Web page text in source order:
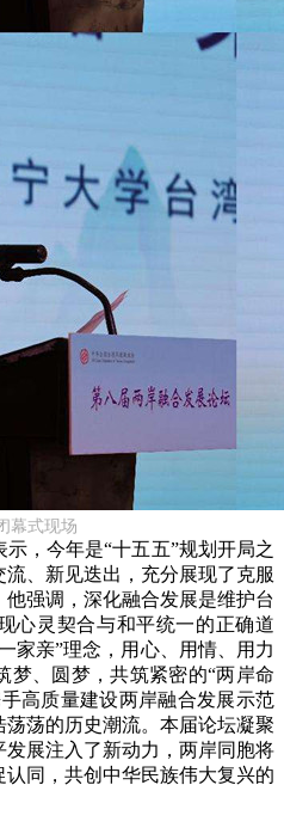
幕式现场
，今年是“十五五”规划开局之
、新见迭出，充分展现了克服
强调，深化融合发展是维护台
心灵契合与和平统一的正确道
家亲”理念，用心、用情、用力
梦、圆梦，共筑紧密的“两岸命
高质量建设两岸融合发展示范
荡的历史潮流。本届论坛凝聚
展注入了新动力，两岸同胞将
同，共创中华民族伟大复兴的